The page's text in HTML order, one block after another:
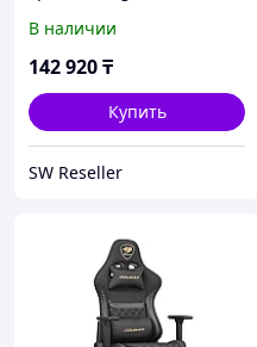
В наличии
142 920₸
Купить
SW Reseller